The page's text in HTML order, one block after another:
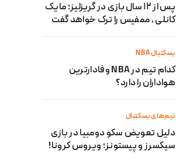
پس از ۱۲ سال بازی در گریزلیز؛ مایک
کانلی ، ممفیس را ترک خواهد گفت
بسکتبال NBA
کدام تیم در NBA وفادارترین
هواداران را دارد؟
تیم‌های بسکتبال
دلیل تعویض سکو دومبیا در بازی
سیکسرز و پیستونز؛ ویروس کرونا!